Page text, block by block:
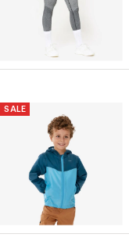
SALE